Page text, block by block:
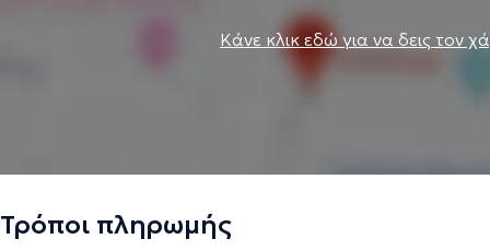
Κάνε κλικ εδώ για να δεις τον
Τρόποι πληρωμής